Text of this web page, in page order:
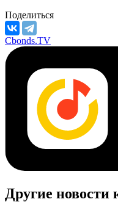
Поделиться
Cbonds.TV
Другие новости